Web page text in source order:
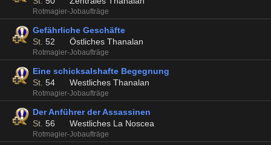
Rotmagier-Jobaufträge
Gefährliche Geschäfte
St. 52 Östliches Thanalan
Rotmagier-Jobaufträge
Eine schicksalshafte Begegnung
St. 54 Westliches Thanalan
Rotmagier-Jobaufträge
Der Anführer der Assassinen
St. 56 Westliches La Noscea
Rotmagier-Jobaufträge